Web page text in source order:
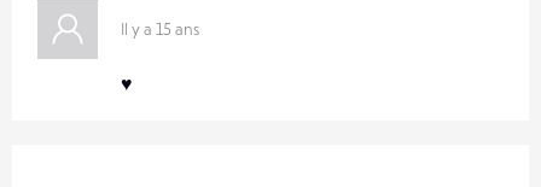
Il y a 15 ans
♥